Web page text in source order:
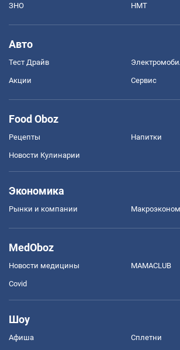
ЗНО НМТ
Авто
Тест Драйв
Акции Сервис
Food Oboz
Рецепты Напитки
Новости Кулинарии
Экономика
Рынки и компании
MedOboz
Новости медицины MAMACLUB
Covid
Шоу
Афиша Сплетни